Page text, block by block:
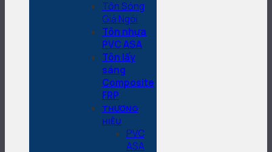
Tôn Sóng
Giả Ngói
Tôn nhựa
PVC ASA
Tôn lấy
sáng
Composite
FRP
THƯƠNG
HIỆU
PVC
ASA